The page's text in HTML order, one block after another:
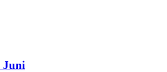
Juni